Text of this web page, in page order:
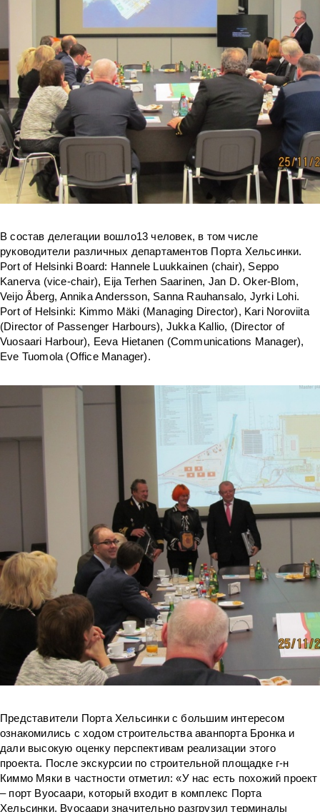
В состав делегации вошло13 человек, в том числе
руководители различных департаментов Порта Хельсинки.
Port of Helsinki Board: Hannele Luukkainen (chair), Seppo
Kanerva (vice-chair), Eija Terhen Saarinen, Jan D. Oker-Blom,
Veijo Åberg, Annika Andersson, Sanna Rauhansalo, Jyrki Lohi.
Port of Helsinki: Kimmo Mäki (Managing Director), Kari Noroviita
(Director of Passenger Harbours), Jukka Kallio, (Director of
Vuosaari Harbour), Eeva Hietanen (Communications Manager),
Eve Tuomola (Office Manager).
Представители Порта Хельсинки с большим интересом
ознакомились с ходом строительства аванпорта Бронка и
дали высокую оценку перспективам реализации этого
проекта. После экскурсии по строительной площадке г-н
Киммо Мяки в частности отметил: «У нас есть похожий проект
– порт Вуосаари, который входит в комплекс Порта
Хельсинки. Вуосаари значительно разгрузил терминалы